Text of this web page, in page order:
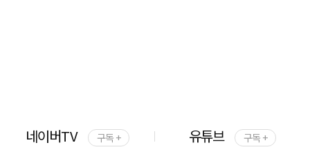
네이버TV 구독 + 유튜브 구독 +